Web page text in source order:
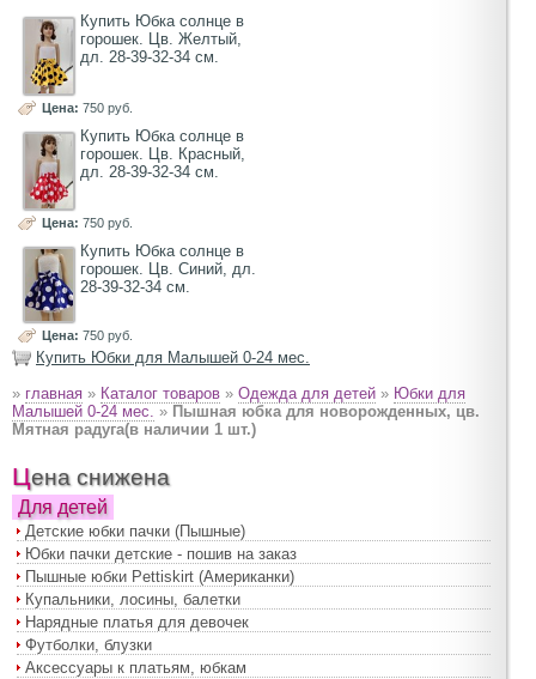
Купить Юбка солнце в
горошек. Цв. Желтый,
дл. 28-39-32-34 см.
Цена: 750 руб.
Купить Юбка солнце в
горошек. Цв. Красный,
дл. 28-39-32-34 см.
Цена: 750 руб.
Купить Юбка солнце в
горошек. Цв. Синий, дл.
28-39-32-34 см.
Цена: 750 руб.
Купить Юбки для Малышей 0-24 мес.
» главная » Каталог товаров » Одежда для детей » Юбки для
Малышей 0-24 мес. » Пышная юбка для новорожденных, цв.
Мятная радуга(в наличии 1 шт.)
Цена снижена
Для детей
Детские юбки пачки (Пышные)
Юбки пачки детские - пошив на заказ
Пышные юбки Pettiskirt (Американки)
Купальники, лосины, балетки
Нарядные платья для девочек
Футболки, блузки
Аксессуары к платьям, юбкам